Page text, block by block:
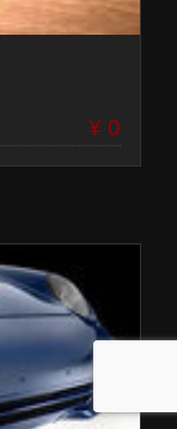
¥ 0